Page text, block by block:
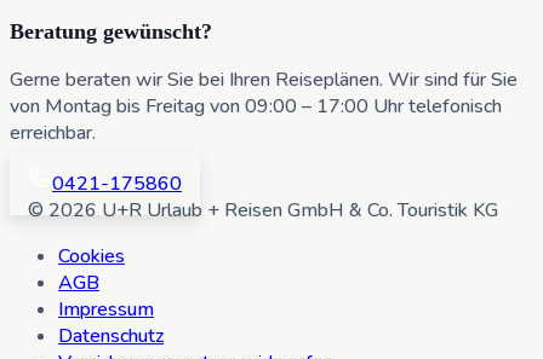
Beratung gewünscht?
Gerne beraten wir Sie bei Ihren Reiseplänen. Wir sind für Sie
von Montag bis Freitag von 09:00 – 17:00 Uhr telefonisch
erreichbar.
0421-175860
© 2026 U+R Urlaub + Reisen GmbH & Co. Touristik KG
Cookies
AGB
Impressum
Datenschutz